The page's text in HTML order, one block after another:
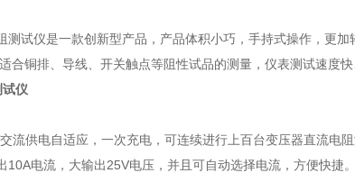
测试仪是一款创新型产品，产品体积小巧，手持式操作，更
合铜排、导线、开关触点等阻性试品的测量，仪表测试速度快
试仪
流供电自适应，一次充电，可连续进行上百台变压器直流电阻
10A电流，大输出25V电压，并且可自动选择电流，方便快捷。